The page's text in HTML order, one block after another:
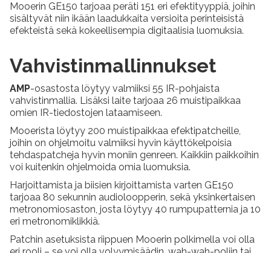
Mooerin GE150 tarjoaa peräti 151 eri efektityyppiä, joihin
sisältyvät niin ikään laadukkaita versioita perinteisistä
efekteistä sekä kokeellisempia digitaalisia luomuksia.
Vahvistinmallinnukset
AMP-osastosta löytyy valmiiksi 55 IR-pohjaista
vahvistinmallia. Lisäksi laite tarjoaa 26 muistipaikkaa
omien IR-tiedostojen lataamiseen.
Mooerista löytyy 200 muistipaikkaa efektipatcheille,
joihin on ohjelmoitu valmiiksi hyvin käyttökelpoisia
tehdaspatcheja hyvin moniin genreen. Kaikkiin paikkoihin
voi kuitenkin ohjelmoida omia luomuksia.
Harjoittamista ja biisien kirjoittamista varten GE150
tarjoaa 80 sekunnin audioloopperin, sekä yksinkertaisen
metronomiosaston, josta löytyy 40 rumpupatternia ja 10
eri metronomiklikkiä.
Patchin asetuksista riippuen Mooerin polkimella voi olla